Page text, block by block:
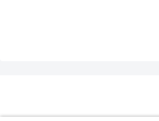
いいと